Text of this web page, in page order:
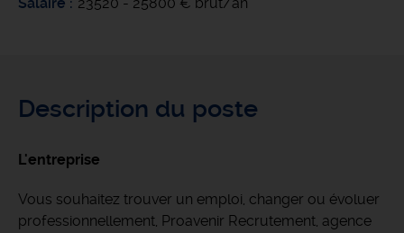
Description du poste
L'entreprise
Vous souhaitez trouver un emploi, changer ou évoluer
professionnellement, Proavenir Recrutement, agence